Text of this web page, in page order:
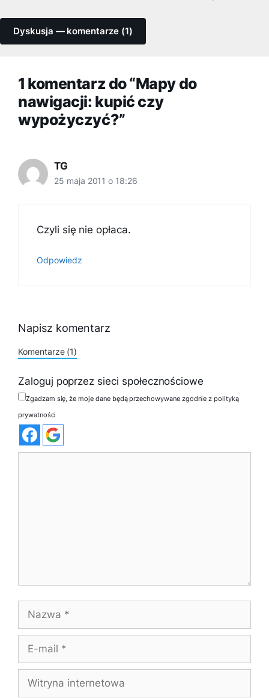
Dyskusja — komentarze (1)
1 komentarz do “Mapy do
nawigacji: kupić czy
wypożyczyć?”
TG
25 maja 2011 o 18:26
Czyli się nie opłaca.
Odpowiedz
Napisz komentarz
Komentarze (1)
Zaloguj poprzez sieci społecznościowe
Zgadzam się, że moje dane będą przechowywane zgodnie z polityką
prywatności
Nazwa
Witryna
internetowa